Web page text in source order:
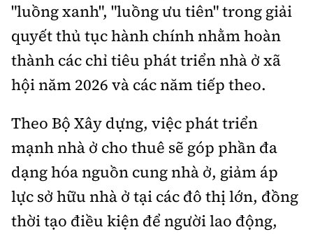
"luồng xanh", "luồng ưu tiên" trong giải
quyết thủ tục hành chính nhằm hoàn
thành các chỉ tiêu phát triển nhà ở xã
hội năm 2026 và các năm tiếp theo.
Theo Bộ Xây dựng, việc phát triển
mạnh nhà ở cho thuê sẽ góp phần đa
dạng hóa nguồn cung nhà ở, giảm áp
lực sở hữu nhà ở tại các đô thị lớn, đồng
thời tạo điều kiện để người lao động,